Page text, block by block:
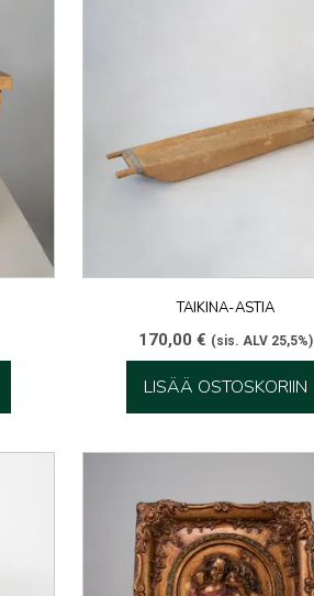
TAIKINA-ASTIA
170,00 € (sis. ALV 25,5%)
LISÄÄ OSTOSKORIIN